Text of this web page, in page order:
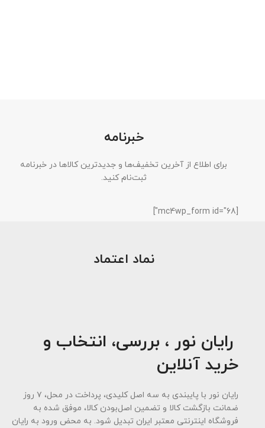
خبرنامه
برای اطلاع از آخرین تخفیف‌ها و جدیدترین کالاها در خبرنامه
ثبت‌نام کنید.
[mc4wp_form id="68"]
نماد اعتماد
رایان نور ، بررسی، انتخاب و
خرید آنلاین
رایان نور با پایبندی به سه اصل کلیدی، پرداخت در محل، ۷ روز
ضمانت بازگشت کالا و تضمین اصل‌بودن کالا، موفق شده به
فروشگاه اینترنتی معتبر ایران تبدیل شود. به محض ورود به رایان